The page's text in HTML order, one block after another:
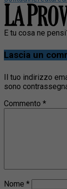
E tu cosa ne
Lascia un
Il tuo indirizzo
sono
Commento *
Nome *